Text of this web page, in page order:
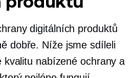
digitálních produktů
dobře. Níže jsme sdíleli
kvalitu nabízené ochrany a